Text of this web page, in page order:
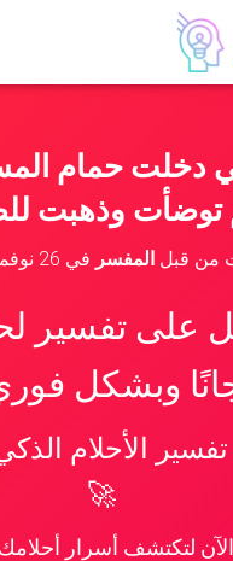
دخلت حمام
توضأت وذهبت
من قبل المفسر في 26 نوفمبر، 2023
على تفسير
وبشكل
🚀
لتكتشف أسرار